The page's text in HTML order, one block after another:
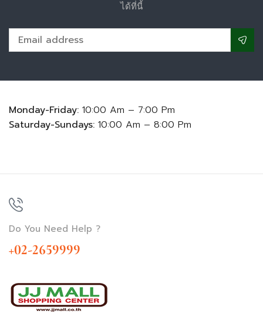
ได้ที่นี้
Monday-Friday: 10:00 Am – 7:00 Pm
Saturday-Sundays: 10:00 Am – 8:00 Pm
Do You Need Help ?
+02-2659999